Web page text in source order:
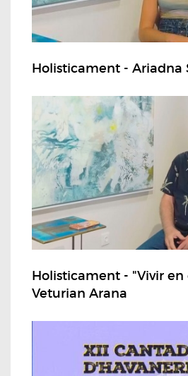
Holisticament - Ariadna
Holisticament - "Vivir
Veturian Arana